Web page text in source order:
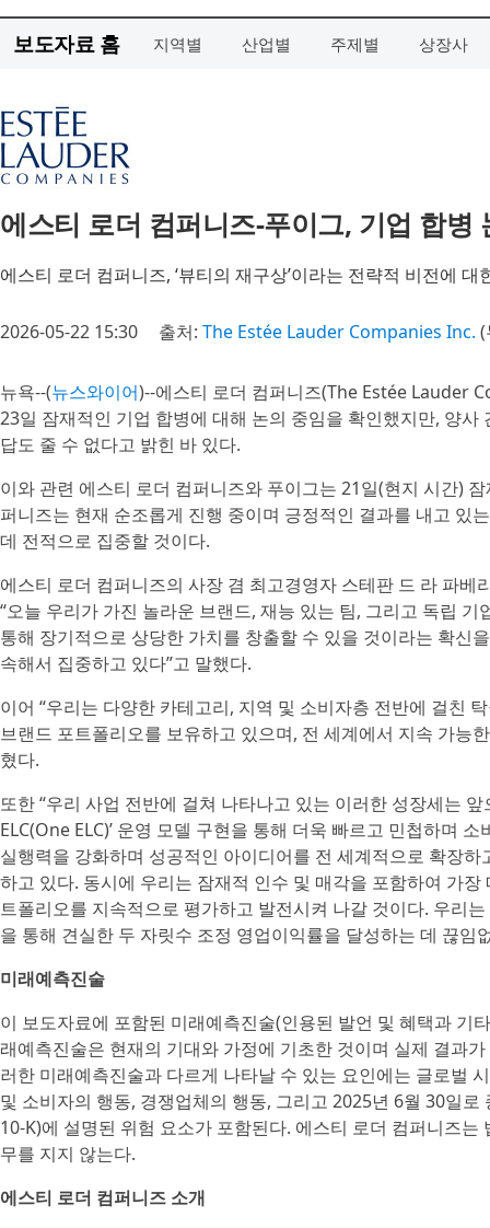
보도자료 홈 지역별 산업별 주제별 상장사
에스티 로더 컴퍼니즈-푸이그, 기업 합병
에스티 로더 컴퍼니즈, ‘뷰티의 재구상’이라는 전략적 비전에 대
2026-05-22 15:30 출처: The Estée Lauder Companies Inc. (
뉴욕--(뉴스와이어)--에스티 로더 컴퍼니즈(The Estée Lauder
23일 잠재적인 기업 합병에 대해 논의 중임을 확인했지만, 양
답도 줄 수 없다고 밝힌 바 있다.
이와 관련 에스티 로더 컴퍼니즈와 푸이그는 21일(현지 시간)
퍼니즈는 현재 순조롭게 진행 중이며 긍정적인 결과를 내고 있
데 전적으로 집중할 것이다.
에스티 로더 컴퍼니즈의 사장 겸 최고경영자 스테판 드 라 파
“오늘 우리가 가진 놀라운 브랜드, 재능 있는 팀, 그리고 독립
통해 장기적으로 상당한 가치를 창출할 수 있을 것이라는 확신
속해서 집중하고 있다”고 말했다.
이어 “우리는 다양한 카테고리, 지역 및 소비자층 전반에 걸친
브랜드 포트폴리오를 보유하고 있으며, 전 세계에서 지속 가능
혔다.
또한 “우리 사업 전반에 걸쳐 나타나고 있는 이러한 성장세는
ELC(One ELC)’ 운영 모델 구현을 통해 더욱 빠르고 민첩하며
실행력을 강화하며 성공적인 아이디어를 전 세계적으로 확장
하고 있다. 동시에 우리는 잠재적 인수 및 매각을 포함하여 가
트폴리오를 지속적으로 평가하고 발전시켜 나갈 것이다. 우리
을 통해 견실한 두 자릿수 조정 영업이익률을 달성하는 데 끊임
미래예측진술
이 보도자료에 포함된 미래예측진술(인용된 발언 및 혜택과 기
래예측진술은 현재의 기대와 가정에 기초한 것이며 실제 결과
러한 미래예측진술과 다르게 나타날 수 있는 요인에는 글로벌
및 소비자의 행동, 경쟁업체의 행동, 그리고 2025년 6월 30일
10-K)에 설명된 위험 요소가 포함된다. 에스티 로더 컴퍼니즈
무를 지지 않는다.
에스티 로더 컴퍼니즈 소개